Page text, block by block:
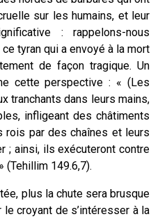
sur les humains, et leur
: rappelons-nous
tyran qui a envoyé à la mort
de façon tragique. Un
cette perspective : « (Les
tranchants dans leurs mains,
infligeant des châtiments
rois par des chaînes et leurs
; ainsi, ils exécuteront contre
(Tehillim 149.6,7).
plus la chute sera brusque
croyant de s’intéresser à la